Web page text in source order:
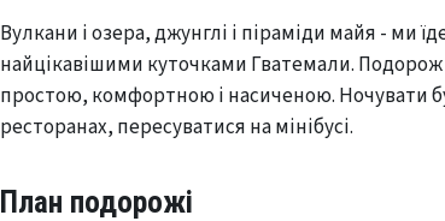
Вулкани і озера, джунглі і піраміди майя - ми
найцікавішими куточками Гватемали.
простою, комфортною і насиченою. Ночувати
ресторанах, пересуватися на мінібусі.
План подорожі